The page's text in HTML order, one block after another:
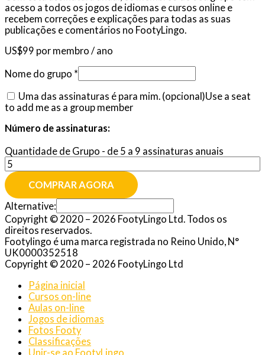
acesso a todos os jogos de idiomas e cursos online e
recebem correções e explicações para todas as suas
publicações e comentários no FootyLingo.
US$99 por membro / ano
Nome do grupo *
Uma das assinaturas é para mim. (opcional)Use a seat
to add me as a group member
Número de assinaturas:
Quantidade de Grupo - de 5 a 9 assinaturas anuais
COMPRAR AGORA
Alternative:
Copyright © 2020 – 2026 FootyLingo Ltd. Todos os
direitos reservados.
Footylingo é uma marca registrada no Reino Unido, N°
UK0000352518
Copyright © 2020 – 2026 FootyLingo Ltd
Página inicial
Cursos on-line
Aulas on-line
Jogos de idiomas
Fotos Footy
Classificações
Unir-se ao FootyLingo